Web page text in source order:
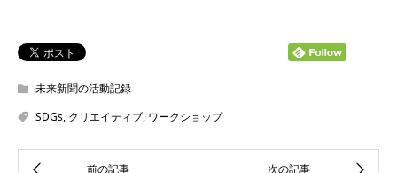
未来新聞の活動記録
SDGs, クリエイティブ, ワークショップ